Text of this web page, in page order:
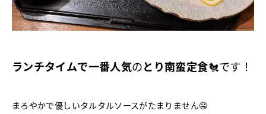
ランチタイムで一番人気のとり南蛮定食🐔です！
まろやかで優しいタルタルソースがたまりません🤤